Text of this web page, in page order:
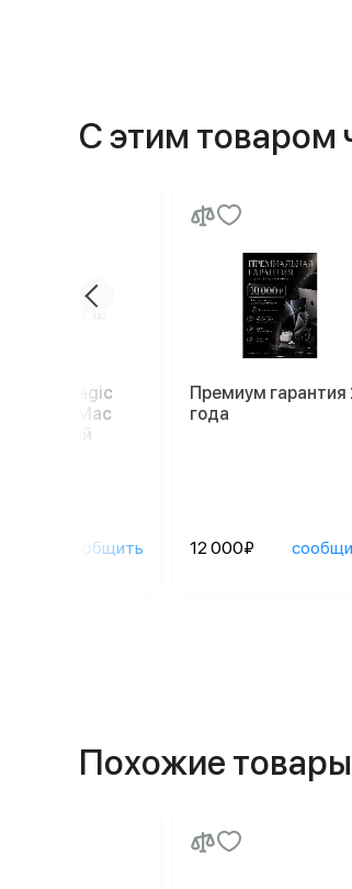
С этим товаром
Magic
для Mac
белый
сообщить
Премиум гарантия
года
12 000₽
Похожие товары